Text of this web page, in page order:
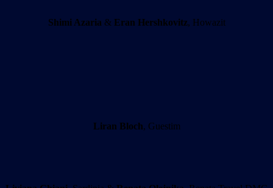
Shimi Azaria & Eran Hershkovitz, Howazit
Liran Bloch, Guestim